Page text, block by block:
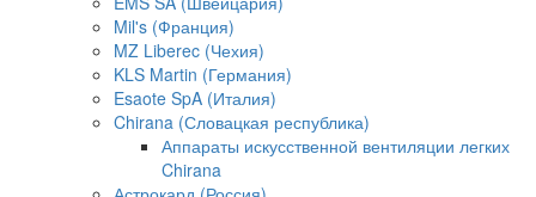
Mil's (Франция)
MZ Liberec (Чехия)
KLS Martin (Германия)
Esaote SpA (Италия)
Chirana (Словацкая республика)
Аппараты искусственной вентиляции легких
Chirana